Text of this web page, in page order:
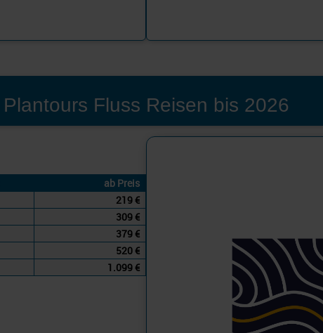
Plantours Fluss Reisen bis 2026
ab Preis
219 €
309 €
379 €
520 €
1.099 €